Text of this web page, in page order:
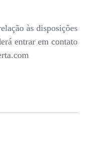
às disposições
entrar em contato